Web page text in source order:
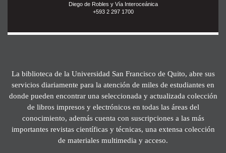
Diego de Robles y Vía Interoceánica
+593 2 297 1700
La biblioteca de la Universidad San Francisco de Quito, abre sus
servicios diariamente para la atención de miles de estudiantes en
donde pueden encontrar una seleccionada y actualizada colección
de libros impresos y electrónicos en todas las áreas del
conocimiento, además cuenta con suscripciones a las más
importantes revistas científicas y técnicas, una extensa colección
de materiales multimedia y acceso.